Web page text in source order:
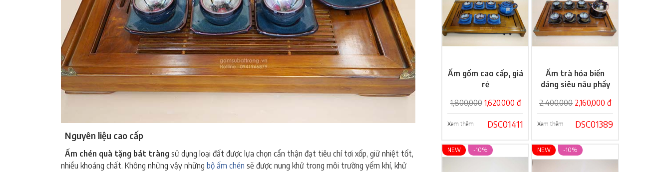
Nguyên liệu cao cấp
Ấm chén quà tặng bát tràng sử dụng loại đất được lựa chọn cẩn thận đạt tiêu chí tơi xốp, giữ nhiệt tốt,
nhiều khoáng chất. Không những vậy những bộ ấm chén sẽ được nung khử trong môi trường yếm khí, khử
Giỏ hàng
Ấm gốm cao cấp, giá
rẻ
1,800,0001,620,000 đ
DSC01411
Xem thêm
Giỏ hàng
Ấm trà hỏa biến
dáng siêu nâu phẩy
2,400,000 2,160,000 đ
DSC01389
Xem thêm
NEW -10% NEW -10%